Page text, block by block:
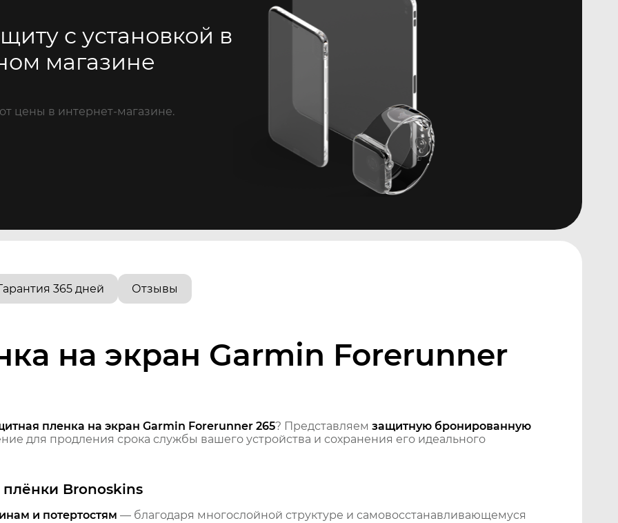
с установкой в
магазине
цены в интернет-магазине.
365 дней Отзывы
на экран Garmin Forerunner
пленка на экран Garmin Forerunner 265? Представляем защитную бронированную
для продления срока службы вашего устройства и сохранения его идеального
Bronoskins
и потертостям — благодаря многослойной структуре и самовосстанавливающемуся